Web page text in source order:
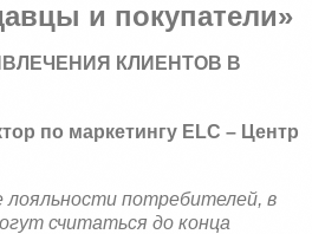
и покупатели»
КЛИЕНТОВ В
по маркетингу ELC – Центр
потребителей, в
считаться до конца